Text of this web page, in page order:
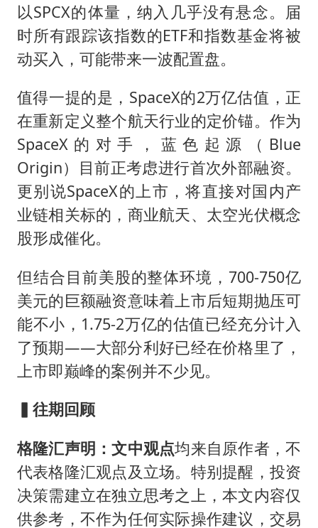
以SPCX的体量，纳入几乎没有悬念。届
时所有跟踪该指数的ETF和指数基金将被
动买入，可能带来一波配置盘。
值得一提的是，SpaceX的2万亿估值，正
在重新定义整个航天行业的定价锚。作为
SpaceX的对手，蓝色起源（Blue
Origin）目前正考虑进行首次外部融资。
更别说SpaceX的上市，将直接对国内产
业链相关标的，商业航天、太空光伏概念
股形成催化。
但结合目前美股的整体环境，700-750亿
美元的巨额融资意味着上市后短期抛压可
能不小，1.75-2万亿的估值已经充分计入
了预期——大部分利好已经在价格里了，
上市即巅峰的案例并不少见。
▍往期回顾
格隆汇声明：文中观点均来自原作者，不
代表格隆汇观点及立场。特别提醒，投资
决策需建立在独立思考之上，本文内容仅
供参考，不作为任何实际操作建议，交易